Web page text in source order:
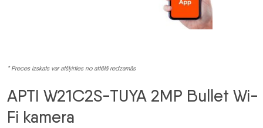
* Preces izskats var atšķirties no attēlā redzamās
APTI W21C2S-TUYA 2MP Bullet Wi-
Fi kamera